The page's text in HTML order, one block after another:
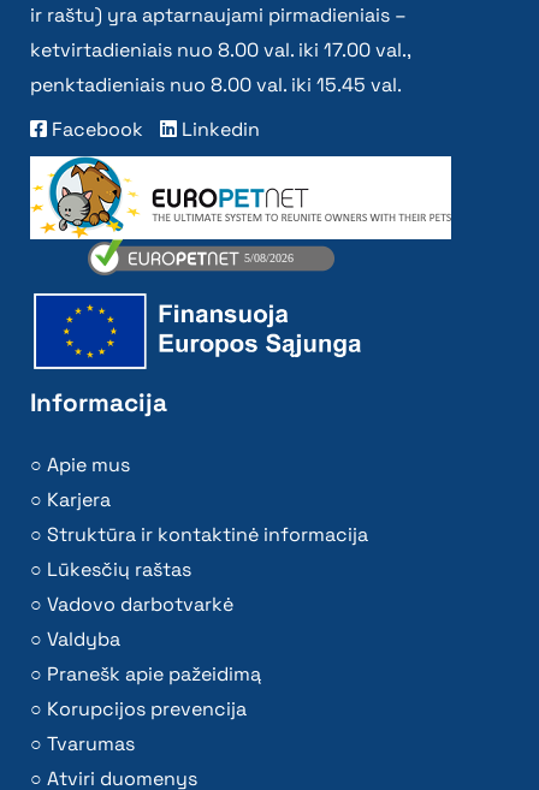
ir raštu) yra aptarnaujami pirmadieniais –
ketvirtadieniais nuo 8.00 val. iki 17.00 val.,
penktadieniais nuo 8.00 val. iki 15.45 val.
Facebook
Linkedin
Informacija
Apie mus
Karjera
Struktūra ir kontaktinė informacija
Lūkesčių raštas
Vadovo darbotvarkė
Valdyba
Pranešk apie pažeidimą
Korupcijos prevencija
Tvarumas
Atviri duomenys